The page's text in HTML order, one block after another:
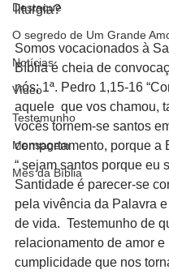
Destaque
O segredo de Um Grande
Notícias
Vídeo
Testemunho
Mensagem
Mês da Bíblia
liturgia?
Somos vocacionados à
Bíblia é cheia de
nós; 1ª. Pedro 1,15-16
aquele  que vos chamou,
vocês tornem-se santos
comportamento, porque a
“ sejam santos porque eu
Santidade é parecer-se
pela vivência da Palavra
de vida.  Testemunho de
relacionamento de amor e
cumplicidade que nos